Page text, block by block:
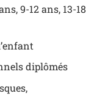
9-12 ans, 13-18
diplômés